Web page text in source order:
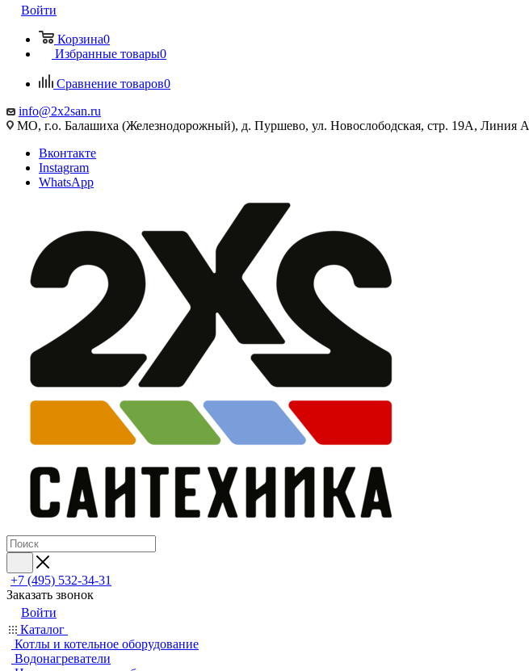
Войти
Корзина0
Избранные товары0
Сравнение товаров0
info@2x2san.ru
МО, г.о. Балашиха (Железнодорожный), д. Пуршево, ул. Новослободская, стр. 19А, Линия
Вконтакте
Instagram
WhatsApp
+7 (495) 532‑34‑31
Заказать звонок
Войти
Каталог
Котлы и котельное оборудование
Водонагреватели